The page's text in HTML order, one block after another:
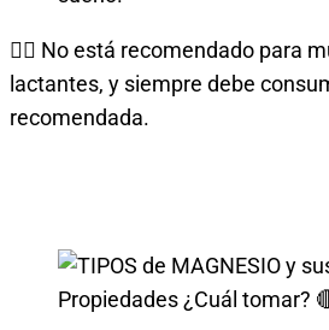
🙅‍♀️ No está recomendado para
lactantes, y siempre debe
recomendada.